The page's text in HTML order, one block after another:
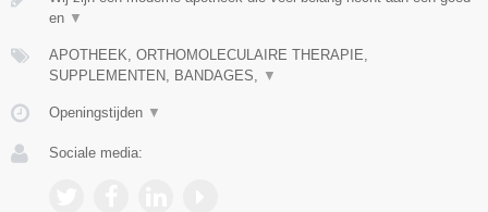
en ▼
APOTHEEK, ORTHOMOLECULAIRE THERAPIE,
SUPPLEMENTEN, BANDAGES,
▼
Openingstijden ▼
Sociale media: